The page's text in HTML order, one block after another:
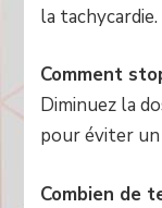
la tachycardie.
Comment
Diminuez la
pour éviter
Combien de